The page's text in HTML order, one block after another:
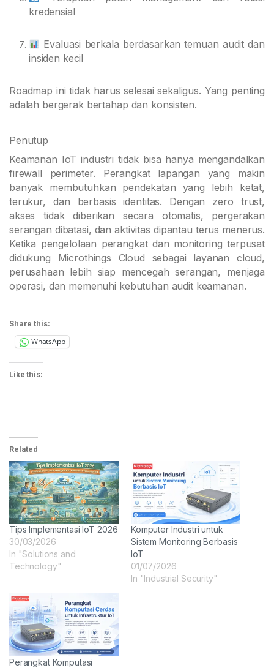
kredensial
Evaluasi berkala berdasarkan temuan audit dan
insiden kecil
Roadmap ini tidak harus selesai sekaligus. Yang penting
adalah bergerak bertahap dan konsisten.
Penutup
Keamanan IoT industri tidak bisa hanya mengandalkan
firewall perimeter. Perangkat lapangan yang makin
banyak membutuhkan pendekatan yang lebih ketat,
terukur, dan berbasis identitas. Dengan zero trust,
akses tidak diberikan secara otomatis, pergerakan
serangan dibatasi, dan aktivitas dipantau terus menerus.
Ketika pengelolaan perangkat dan monitoring terpusat
didukung Microthings Cloud sebagai layanan cloud,
perusahaan lebih siap mencegah serangan, menjaga
operasi, dan memenuhi kebutuhan audit keamanan.
Share this:
WhatsApp
Like this:
Related
Tips Implementasi IoT 2026
30/03/2026
In "Solutions and
Technology"
Komputer Industri untuk
Sistem Monitoring Berbasis
IoT
01/07/2026
In "Industrial Security"
Perangkat Komputasi